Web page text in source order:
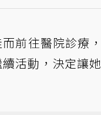
前往醫院診療
活動，決定讓